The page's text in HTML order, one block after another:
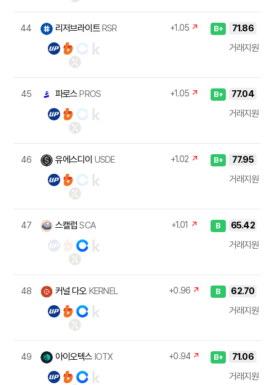
44 리저브라이트RSR +1.05 ↗ B+
71.86
거래지원
45 파로스PROS +1.05 ↗ B+
77.04
거래지원
46 유에스디이 USDE +1.02 ↗ B+
77.95
거래지원
47 스캘럽SCA +1.01 ↗ B
65.42
거래지원
48 커널 다오 KERNEL +0.96 ↗ B
62.70
거래지원
49 아이오텍스 IOTX +0.94 ↗ B+
71.06
거래지원